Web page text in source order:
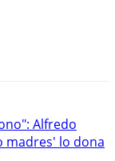
Alfredo
madres' lo dona